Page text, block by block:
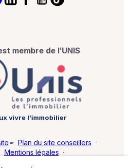
membre de l’UNIS
vivre l’immobilier
· Plan du site conseillers ·
Mentions légales ·